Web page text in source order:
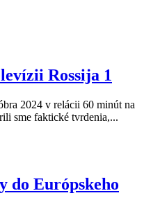
Rossija 1
2024 v relácii 60 minút na
sme faktické tvrdenia,...
do Európskeho